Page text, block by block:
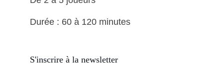
Durée : 60 à 120 minutes
S'inscrire à la newsletter